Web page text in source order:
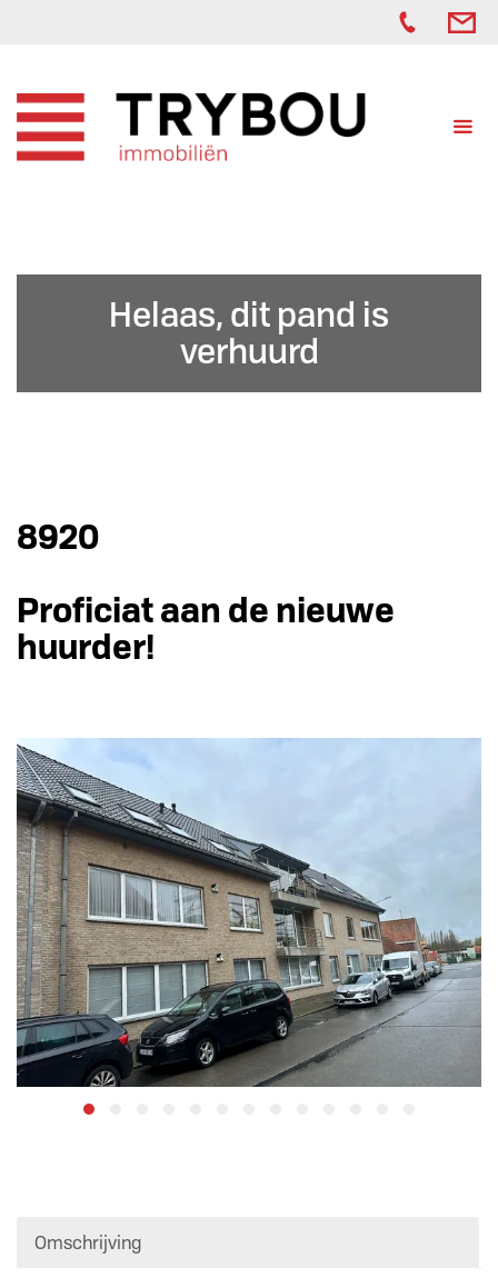
Helaas, dit pand is
verhuurd
8920
Proficiat aan de nieuwe
huurder!
Omschrijving